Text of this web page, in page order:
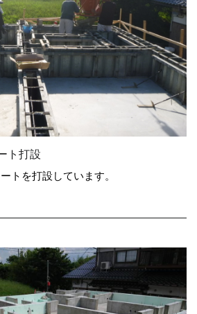
ト打設
トを打設しています。